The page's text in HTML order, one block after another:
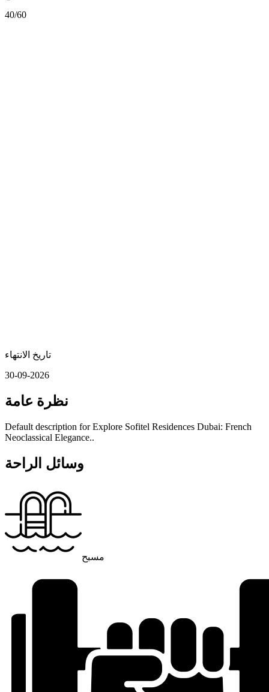
40/60
تاريخ الانتهاء
30-09-2026
نظرة عامة
Default description for Explore Sofitel Residences Dubai: French
Neoclassical Elegance..
وسائل الراحة
مسبح